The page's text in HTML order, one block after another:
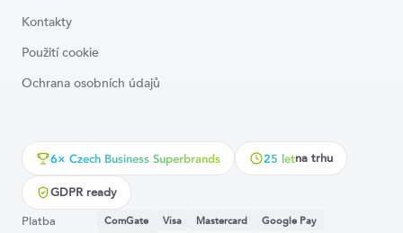
Kontakty
Použití cookie
Ochrana osobních údajů
6× Czech Business Superbrands 25 letna trhu
GDPR ready
Platba
ComGate Visa Mastercard Google Pay